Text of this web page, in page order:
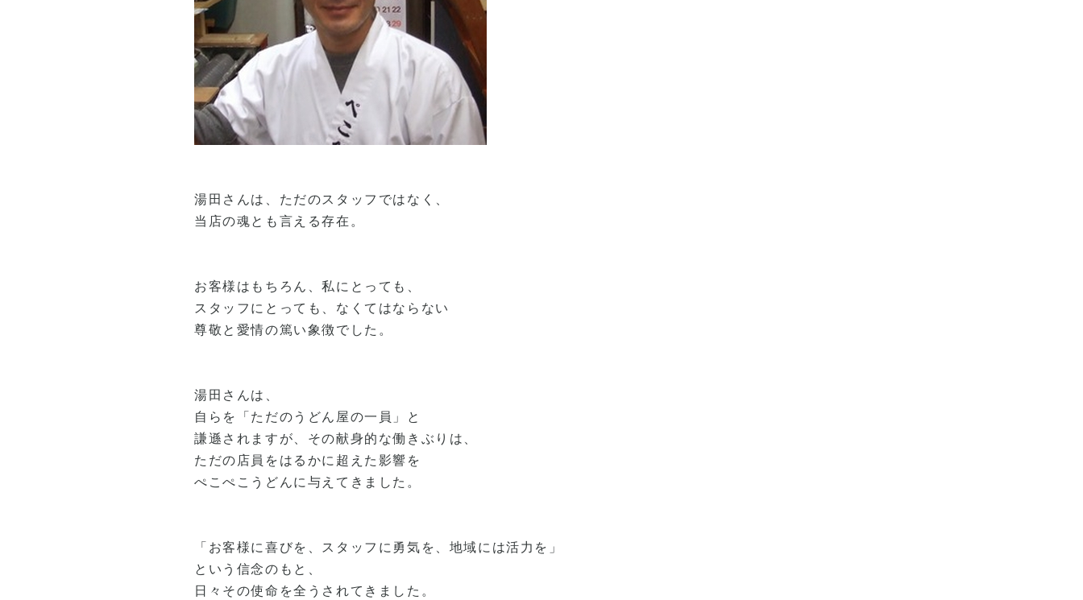
湯田さんは、ただのスタッフではなく、
当店の魂とも言える存在。
お客様はもちろん、私にとっても、
スタッフにとっても、なくてはならない
尊敬と愛情の篤い象徴でした。
湯田さんは、
自らを「ただのうどん屋の一員」と
謙遜されますが、その献身的な働きぶりは、
ただの店員をはるかに超えた影響を
ぺこぺこうどんに与えてきました。
「お客様に喜びを、スタッフに勇気を、地域には活力を」
という信念のもと、
日々その使命を全うされてきました。